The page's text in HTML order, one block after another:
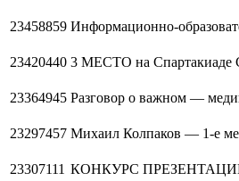
23458859 Информационно-
23420440 3 МЕСТО на Спартакиаде
23364945 Разговор о важном —
23297457 Михаил Колпаков — 1-е
23307111 КОНКУРС